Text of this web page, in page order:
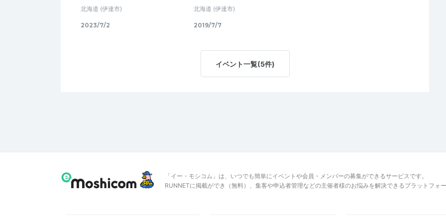
北海道 (伊達市)
2023/7/2
北海道 (伊達市)
2019/7/7
イベント一覧(5件)
「イー・モシコム」は、いつでも簡単にイベントや会員・メンバーの募集ができるサービスです。
RUNNETに掲載ができ（無料）、集客や申込者管理などの主催者様のお悩みを解決できるプラットフォー